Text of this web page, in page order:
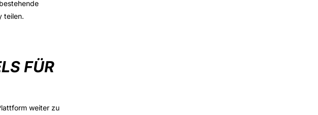
teilen.
FÜR
weiter zu